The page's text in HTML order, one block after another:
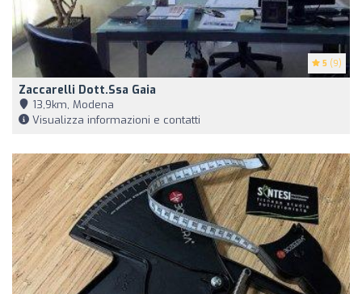
5 (9)
Zaccarelli Dott.ssa Gaia
13,9km, Modena
Visualizza informazioni e contatti